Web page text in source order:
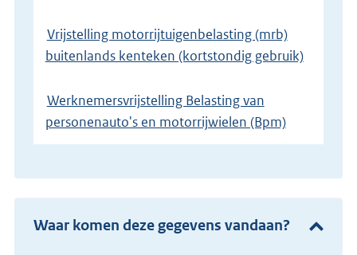
Vrijstelling motorrijtuigenbelasting (mrb)
buitenlands kenteken (kortstondig gebruik)
Werknemersvrijstelling Belasting van
personenauto's en motorrijwielen (Bpm)
Waar komen deze gegevens vandaan?